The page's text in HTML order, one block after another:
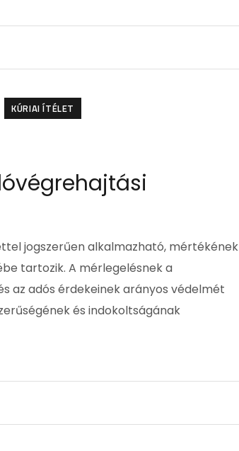
KÚRIAI ÍTÉLET
jogszerűen alkalmazható, mértékének
tartozik. A mérlegelésnek a
az adós érdekeinek arányos védelmét
és indokoltságának